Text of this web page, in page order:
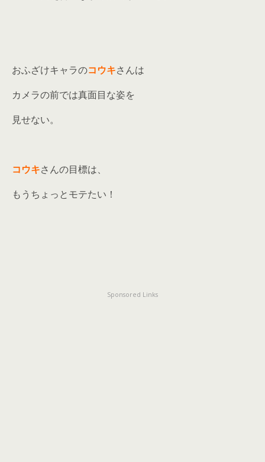
おふざけキャラのコウキさんは
カメラの前では真面目な姿を
見せない。
コウキさんの目標は、
もうちょっとモテたい！
Sponsored Links